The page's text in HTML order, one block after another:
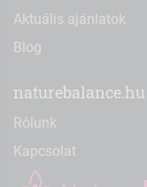
Aktuális ajánlatok
Blog
naturebalance.hu
Rólunk
Kapcsolat